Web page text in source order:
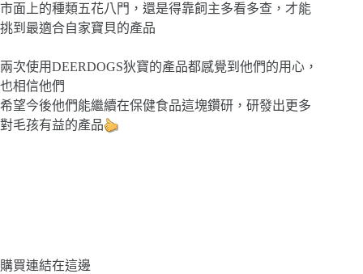
市面上的種類五花八門，還是得靠飼主多看多查，才能
挑到最適合自家寶貝的產品
兩次使用DEERDOGS狄寶的產品都感覺到他們的用心，
也相信他們
希望今後他們能繼續在保健食品這塊鑽研，研發出更多
對毛孩有益的產品
購買連結在這邊